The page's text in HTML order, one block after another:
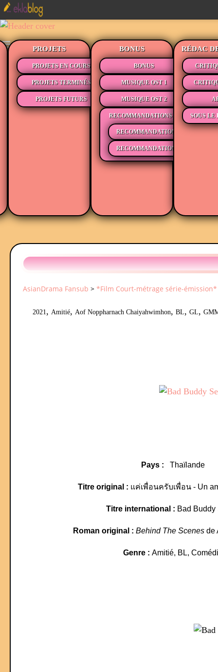
PROJETS
PROJETS EN COURS
PROJETS TERMINÉS
PROJETS FUTURS
BONUS
BONUS
MUSIQUE OST 1
MUSIQUE OST 2
RECOMMANDATIONS
RECOMMANDATIONS MÉDIAS
RECOMMANDATIONS LECTURE
RÉDAC
SOUS
AsianDrama Fansub > *Film Court-métrage série-émission*
2021 , Amitié, Aof Noppharnach Chaiyahwimhon, BL, GL,
Pays : Thaïlande
Titre original : แค่เพื่อนครับเพื่อน - Un
Titre international : Bad Buddy
Roman original : Behind The Scenesde
Genre : Amitié, BL,